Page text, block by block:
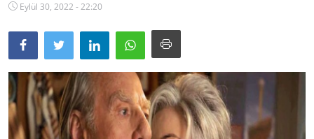
İletişim
Eğitim
Gündem
Teknoloji
Ekonomi
Eylül 30, 2022 - 22:20